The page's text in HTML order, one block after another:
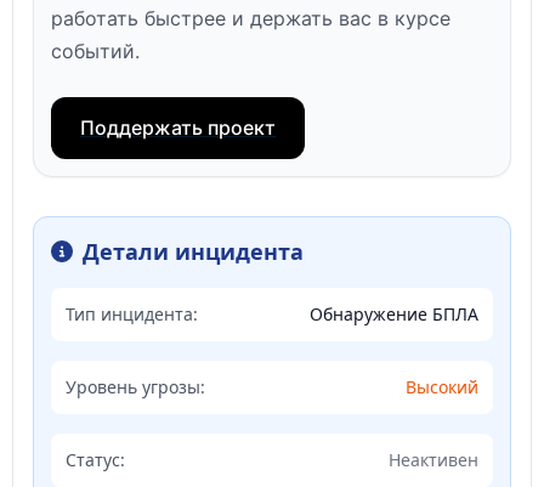
работать быстрее и держать вас в курсе
событий.
Поддержать проект
Детали инцидента
Тип инцидента: Обнаружение БПЛА
Уровень угрозы: Высокий
Статус: Неактивен